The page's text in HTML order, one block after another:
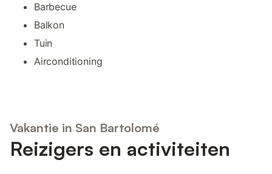
Barbecue
Balkon
Tuin
Airconditioning
Vakantie in San Bartolomé
Reizigers en activiteiten